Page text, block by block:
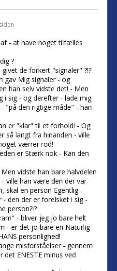
- at have noget tilfælles
?
de forkert "signaler" ?!?
gav Mig signaler - og
han selv vidste det! - Men
i sig - og derefter - lade mig
"på den rigtige måde" - han
er "klar" til et forhold! - Og
så langt fra hinanden - ville
værrer rod!
er Stærk nok - Kan den
vidste han bare halvdelen
ville han være den der var
skal en person Egentlig -
den der er forelsket i sig -
person?!?
- bliver jeg jo bare helt
- er det jo bare en Naturlig
personlighed!
misforståelser - gennem
ENESTE minus ved